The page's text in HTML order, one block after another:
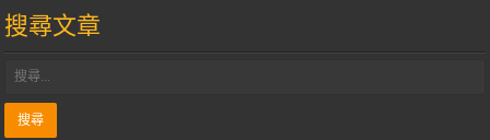
搜尋文章